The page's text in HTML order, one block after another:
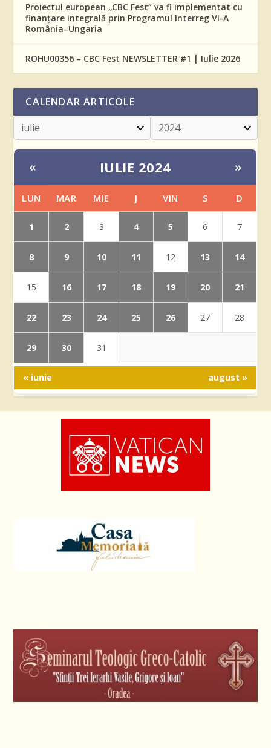
Proiectul european „CBC Fest” va fi implementat cu
finanțare integrală prin Programul Interreg VI-A
România–Ungaria
ROHU00356 – CBC Fest NEWSLETTER #1 | Iulie 2026
CALENDAR ARTICOLE
« IULIE 2024 »
LUN MAR MIE J VIN S D
1 2 3 4 5 6 7
8 9 10 11 12 13 14
15 16 17 18 19 20 21
22 23 24 25 26 27 28
29 30 31
« iunie august »